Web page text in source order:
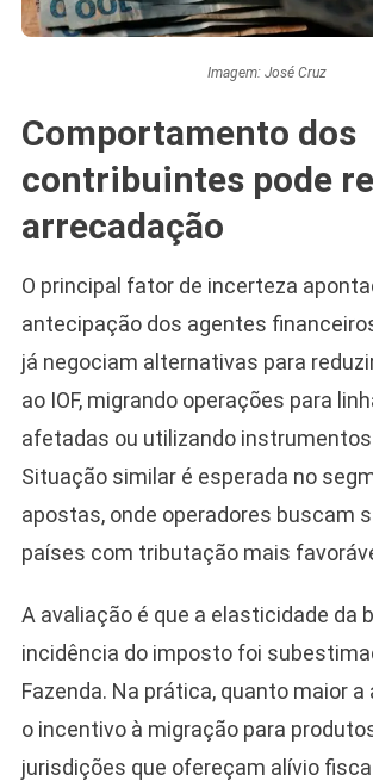
Imagem: José Cruz
Comportamento dos
contribuintes pode
arrecadação
O principal fator de incerteza
antecipação dos agentes
já negociam alternativas para
ao IOF, migrando operações para
afetadas ou utilizando instrumentos
Situação similar é esperada no
apostas, onde operadores buscam
países com tributação mais
A avaliação é que a elasticidade da
incidência do imposto foi
Fazenda. Na prática, quanto maior a
o incentivo à migração para
jurisdições que ofereçam alívio